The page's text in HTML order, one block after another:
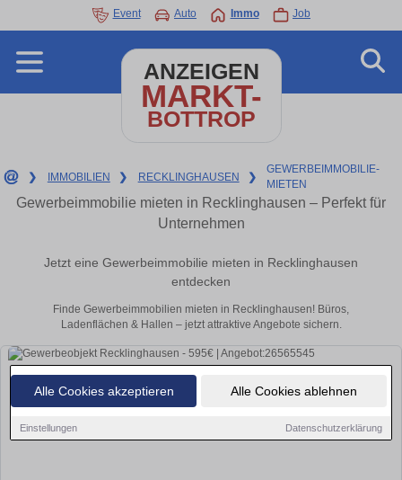
Alle Cookies akzeptieren Alle Cookies ablehnen
Einstellungen Datenschutzerklärung
Event Auto Immo Job
ANZEIGEN
MARKT-
BOTTROP
❯ IMMOBILIEN ❯ RECKLINGHAUSEN ❯
GEWERBEIMMOBILIE-
MIETEN
Gewerbeimmobilie mieten in Recklinghausen – Perfekt für
Unternehmen
Jetzt eine Gewerbeimmobilie mieten in Recklinghausen
entdecken
Finde Gewerbeimmobilien mieten in Recklinghausen! Büros,
Ladenflächen & Hallen – jetzt attraktive Angebote sichern.